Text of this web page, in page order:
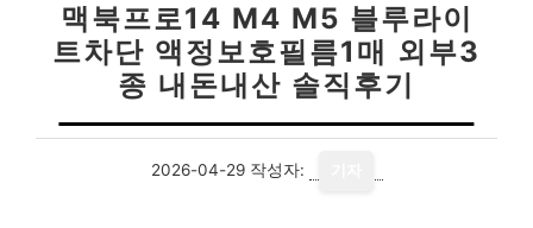
맥북프로14 M4 M5 블루라이
트차단 액정보호필름1매 외부3
종 내돈내산 솔직후기
2026-04-29 작성자: